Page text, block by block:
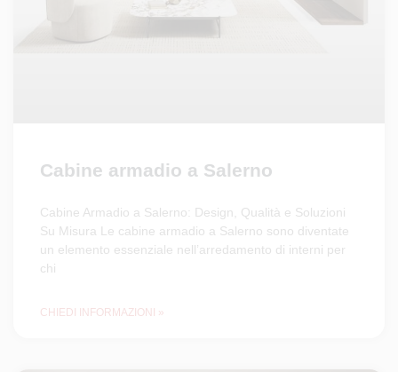
Cabine armadio a Salerno
Cabine Armadio a Salerno: Design, Qualità e Soluzioni
Su Misura Le cabine armadio a Salerno sono diventate
un elemento essenziale nell’arredamento di interni per
chi
CHIEDI INFORMAZIONI »